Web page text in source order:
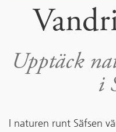
Upptäck
i
I naturen runt Säfsen